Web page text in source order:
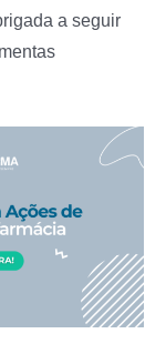
a seguir